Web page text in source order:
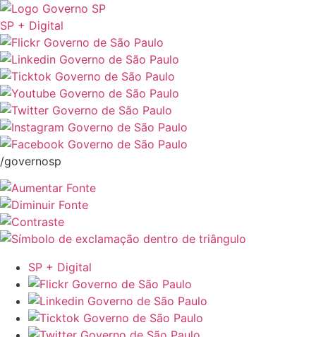
SP + Digital
/governosp
SP + Digital